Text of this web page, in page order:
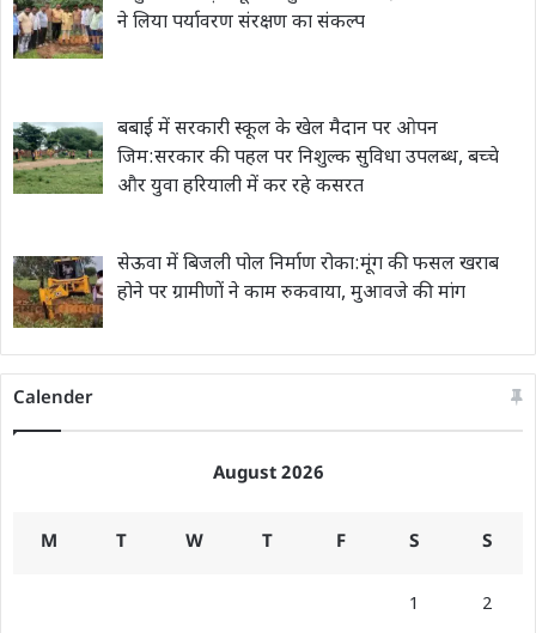
ने लिया पर्यावरण संरक्षण का संकल्प
बबाई में सरकारी स्कूल के खेल मैदान पर ओपन
जिम:सरकार की पहल पर निशुल्क सुविधा उपलब्ध, बच्चे
और युवा हरियाली में कर रहे कसरत
सेऊवा में बिजली पोल निर्माण रोका:मूंग की फसल खराब
होने पर ग्रामीणों ने काम रुकवाया, मुआवजे की मांग
Calender
August 2026
M T W T F S S
1 2